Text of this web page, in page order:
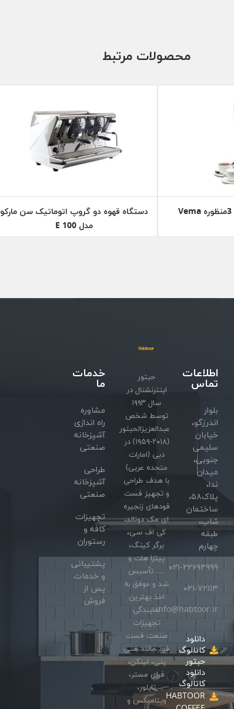
محصولات مرتبط
دستگاه قهوه دو گروپ اتوماتیک سن مارکو
مدل 100 E
اطلاعات
تماس
بلوار
اندرزگو،
خیابان
سلیمی
جنوبی،
میدان
ندا،
پلاک۵۸،
ساختمان
شاب،
طبقه
چهارم
۰۲۱-۲۲۶۹۴۹۹۹
۰۲۱-۷۲۱۱۳
info@habtoor.ir
دانلود
کاتالوگ
حبتور
دانلود
کاتالوگ
HABTOOR
حبتور
اینترنشنال در
سال ۱۹۹۳
توسط شخص
عبدالعزیزالحبتور
(۲۰۱۸-۱۹۵۹) در
دبی (امارات
متحده عربی)
با هدف طراحی
و تجهیز فست
فودهای زنجیره
ای مک دونالد،
کی اف سی،
برگر کینگ،
پیتزا هات و
….. تأسیس
شد و موفق به
اخذ بهترین
نمایندگی
تجهیزات
صنعت فست
فود مانند هنی
پنی، لینکن،
فرای مستر،
تایلور،
ویتامیکس و
خدمات
ما
مشاوره
راه اندازی
آشپزخانه
صنعتی
طراحی
آشپزخانه
صنعتی
تجهیزات
کافه و
رستوران
پشتیبانی
و خدمات
پس از
فروش